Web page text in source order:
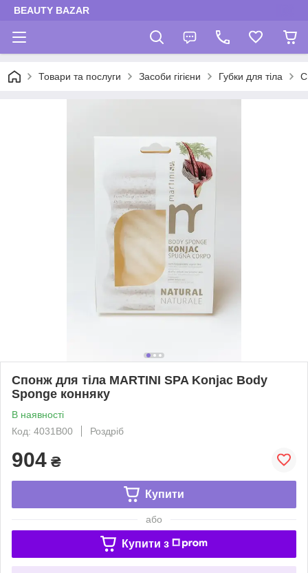
BEAUTY BAZAR
Товари та послуги Засоби гігієни Губки для тіла
Спонж для тіла MARTINI SPA Konjac Body
Sponge конняку
В наявності
Код: 4031B00
Роздріб
904 ₴
Купити
або
Купити з